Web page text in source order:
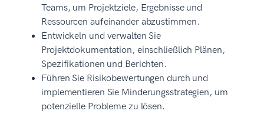
Teams, um Projektziele, Ergebnisse und
Ressourcen aufeinander abzustimmen.
Entwickeln und verwalten Sie
Projektdokumentation, einschließlich Plänen,
Spezifikationen und Berichten.
Führen Sie Risikobewertungen durch und
implementieren Sie Minderungsstrategien, um
potenzielle Probleme zu lösen.